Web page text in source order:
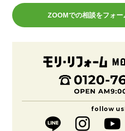
ZOOMでの相談をフォー